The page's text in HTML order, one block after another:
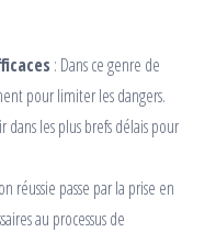
: Dans ce genre de
pour limiter les dangers.
dans les plus brefs délais pour
réussie passe par la prise en
au processus de